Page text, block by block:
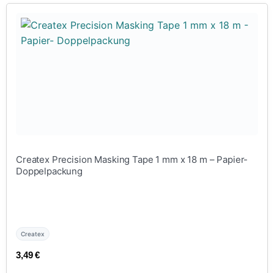
Createx Precision Masking Tape 1 mm x 18 m – Papier-
Doppelpackung
Createx
3,49€